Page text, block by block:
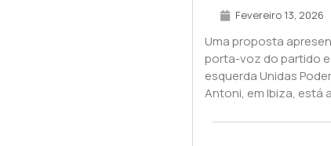
Fevereiro 13, 2026
Uma proposta
porta-voz do partido
esquerda Unidas
Antoni, em Ibiza, está